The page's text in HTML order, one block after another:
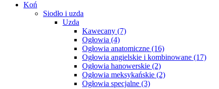
Koń
Siodło i uzda
Uzda
Kawecany (7)
Ogłowia (4)
Ogłowia anatomiczne (16)
Ogłowia angielskie i kombinowane (17)
Ogłowia hanowerskie (2)
Ogłowia meksykańskie (2)
Ogłowia specjalne (3)